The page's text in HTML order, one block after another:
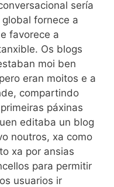
sería
fornece a
favorece a
Os blogs
moi ben
eran moitos e a
compartindo
páxinas
editaba un blog
noutros, xa como
xa por ansias
para permitir
usuarios ir